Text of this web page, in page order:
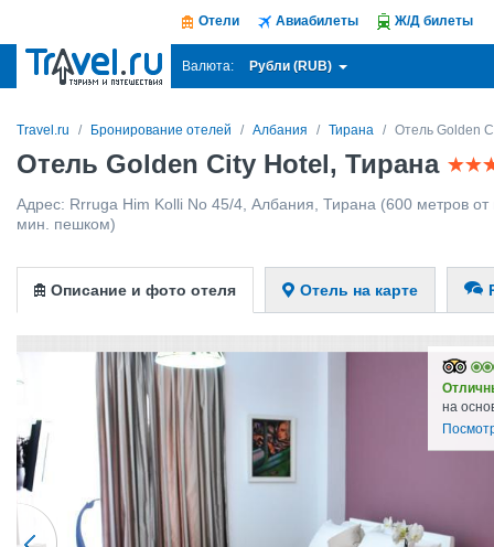
Отели Авиабилеты Ж/Д билеты
Валюта: Рубли (RUB)
Travel.ru Бронирование отелей Албания Тирана Отель Golden
Отель Golden City Hotel, Тирана
Адрес: Rrruga Him Kolli No 45/4 Албания Тирана (600 метров от
мин. пешком)
Описание и фото отеля Отель на карте
на